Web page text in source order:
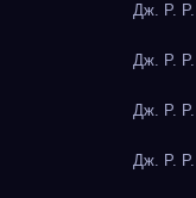
Дж. Р. Р.
Дж. Р. Р.
Дж. Р. Р.
Дж. Р. Р.